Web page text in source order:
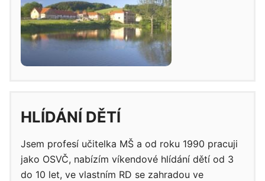
HLÍDÁNÍ DĚTÍ
Jsem profesí učitelka MŠ a od roku 1990 pracuji
jako OSVČ, nabízím víkendové hlídání dětí od 3
do 10 let, ve vlastním RD se zahradou ve